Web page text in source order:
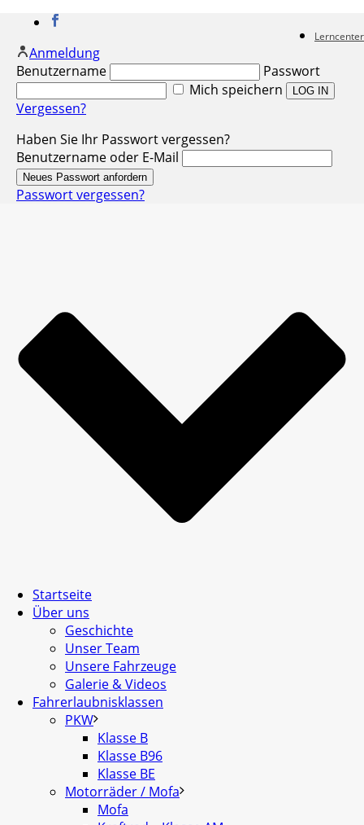
Lerncenter
Anmeldung
Benutzername
Passwort
Mich speichern
Vergessen?
Haben Sie Ihr Passwort vergessen?
Benutzername oder E-Mail
Passwort vergessen?
Startseite
Über uns
Geschichte
Unser Team
Unsere Fahrzeuge
Galerie & Videos
Fahrerlaubnisklassen
PKW
Klasse B
Klasse B96
Klasse BE
Motorräder / Mofa
Mofa